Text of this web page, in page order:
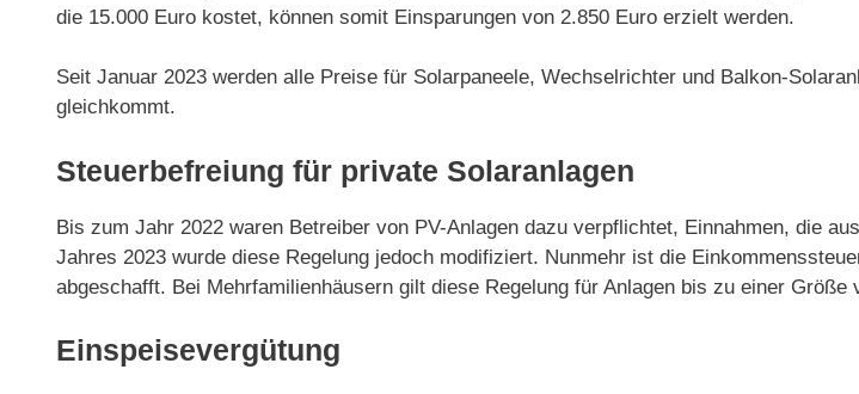
die 15.000 Euro kostet, können somit Einsparungen von 2.850 Euro erzielt werden.
Seit Januar 2023 werden alle Preise für Solarpaneele, Wechselrichter und Balkon-
gleichkommt.
Steuerbefreiung für private Solaranlagen
Bis zum Jahr 2022 waren Betreiber von PV-Anlagen dazu verpflichtet, Einnahmen, die
Jahres 2023 wurde diese Regelung jedoch modifiziert. Nunmehr ist die
abgeschafft. Bei Mehrfamilienhäusern gilt diese Regelung für Anlagen bis zu einer Größe
Einspeisevergütung